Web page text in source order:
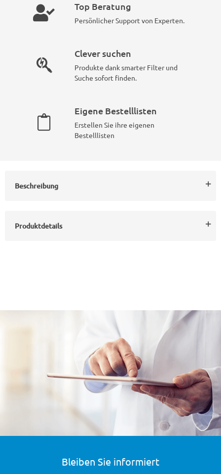
Top Beratung
Persönlicher Support von Experten.
Clever suchen
Produkte dank smarter Filter und
Suche sofort finden.
Eigene Bestelllisten
Erstellen Sie ihre eigenen
Bestelllisten
Beschreibung
Produktdetails
Bleiben Sie informiert